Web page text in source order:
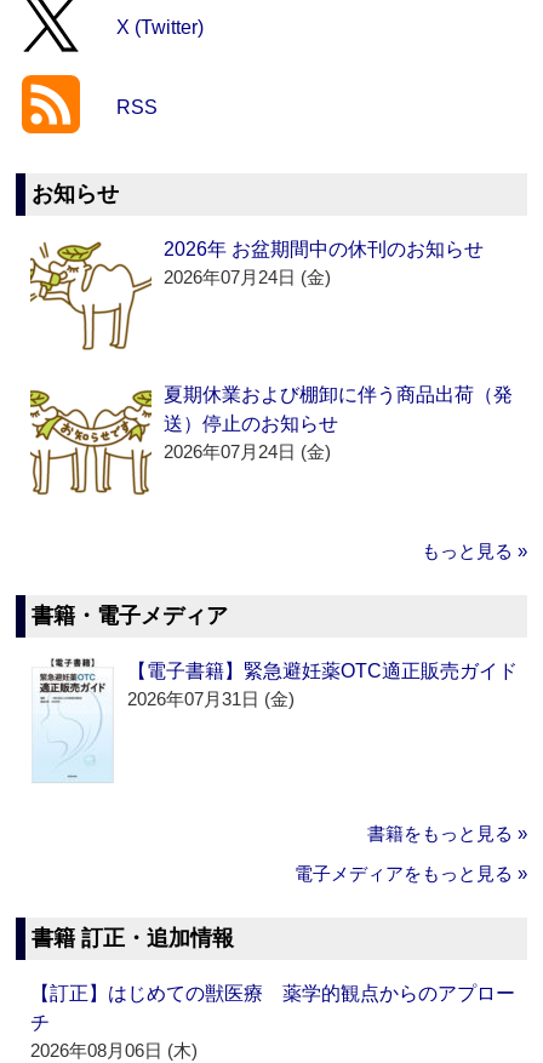
X (Twitter)
RSS
お知らせ
2026年 お盆期間中の休刊のお知らせ
2026年07月24日 (金)
夏期休業および棚卸に伴う商品出荷（発
送）停止のお知らせ
2026年07月24日 (金)
もっと見る »
書籍・電子メディア
【電子書籍】緊急避妊薬OTC適正販売ガイド
2026年07月31日 (金)
書籍をもっと見る »
電子メディアをもっと見る »
書籍 訂正・追加情報
【訂正】はじめての獣医療 薬学的観点からのアプロー
チ
2026年08月06日 (木)